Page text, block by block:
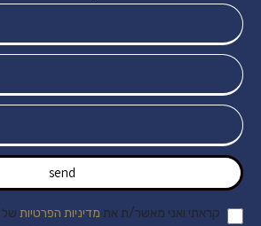
send
קראתי ואני מאשר/ת את מדיניות הפרטיות של